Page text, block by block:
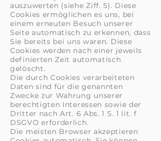
auszuwerten (siehe Ziff. 5). Diese
Cookies ermöglichen es uns, bei
einem erneuten Besuch unserer
Seite automatisch zu erkennen, dass
Sie bereits bei uns waren. Diese
Cookies werden nach einer jeweils
definierten Zeit automatisch
gelöscht.
Die durch Cookies verarbeiteten
Daten sind für die genannten
Zwecke zur Wahrung unserer
berechtigten Interessen sowie der
Dritter nach Art. 6 Abs. 1 S. 1 lit. f
DSGVO erforderlich.
Die meisten Browser akzeptieren